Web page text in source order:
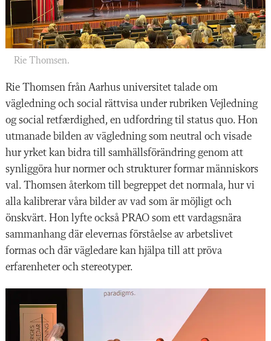
Rie Thomsen.
Rie Thomsen från Aarhus universitet talade om
vägledning och social rättvisa under rubriken Vejledning
og social retfærdighed, en udfordring til status quo. Hon
utmanade bilden av vägledning som neutral och visade
hur yrket kan bidra till samhällsförändring genom att
synliggöra hur normer och strukturer formar människors
val. Thomsen återkom till begreppet det normala, hur vi
alla kalibrerar våra bilder av vad som är möjligt och
önskvärt. Hon lyfte också PRAO som ett vardagsnära
sammanhang där elevernas förståelse av arbetslivet
formas och där vägledare kan hjälpa till att pröva
erfarenheter och stereotyper.